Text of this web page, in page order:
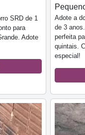
SRD de 1
para
Adote
Adote a
de 3
perfeita
quintais.
especial!